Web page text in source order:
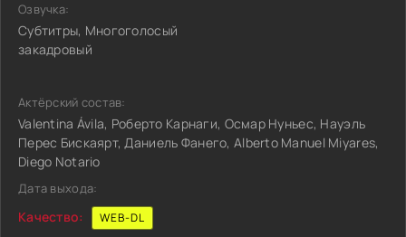
Озвучка:
Субтитры, Многоголосый
закадровый
Актёрский состав:
Valentina Ávila, Роберто Карнаги, Осмар Нуньес, Науэль
Перес Бискаярт, Даниель Фанего, Alberto Manuel Miyares,
Diego Notario
Дата выхода:
Качество: WEB-DL